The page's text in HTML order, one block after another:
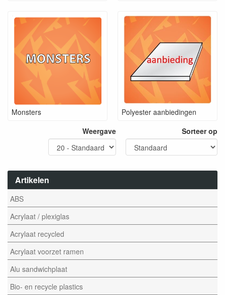
Artikelen
ABS
Acrylaat / plexiglas
Acrylaat recycled
Acrylaat voorzet ramen
Alu sandwichplaat
Bio- en recycle plastics
Monsters
Polyester aanbiedingen
Weergave
Sorteer op